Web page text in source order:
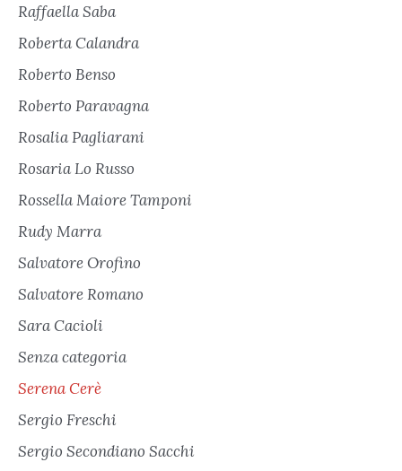
Raffaella Saba
Roberta Calandra
Roberto Benso
Roberto Paravagna
Rosalia Pagliarani
Rosaria Lo Russo
Rossella Maiore Tamponi
Rudy Marra
Salvatore Orofino
Salvatore Romano
Sara Cacioli
Senza categoria
Serena Cerè
Sergio Freschi
Sergio Secondiano Sacchi